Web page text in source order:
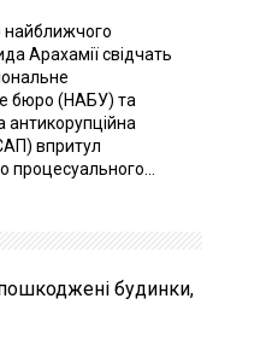
найближчого
Арахамії свідчать
бюро (НАБУ) та
антикорупційна
впритул
процесуального...
будинки,